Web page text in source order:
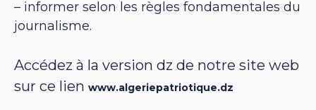
– informer selon les règles fondamentales du
journalisme.
Accédez à la version dz de notre site web
sur ce lien www.algeriepatriotique.dz